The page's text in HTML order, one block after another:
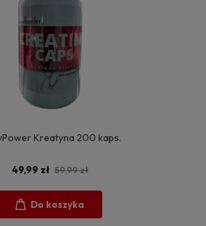
Kreatyna 200 kaps.
49,99 zł 59,99 zł
Do koszyka